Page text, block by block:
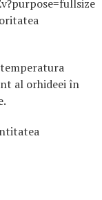
al orhideei în